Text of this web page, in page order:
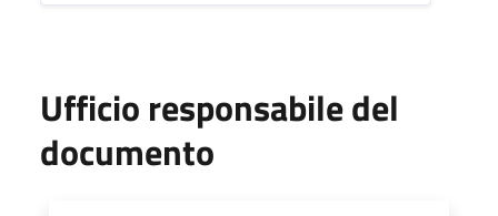
Ufficio responsabile del
documento